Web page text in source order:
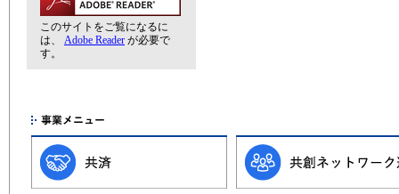
このサイトをご覧になるに
は、 Adobe Reader が必要で
す。